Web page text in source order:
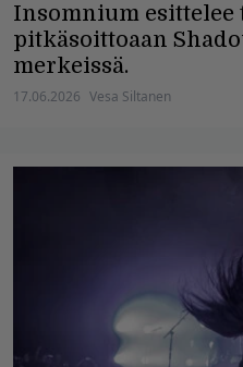
Insomnium esittelee
pitkäsoittoaan
merkeissä.
17.06.2026 Vesa Siltanen